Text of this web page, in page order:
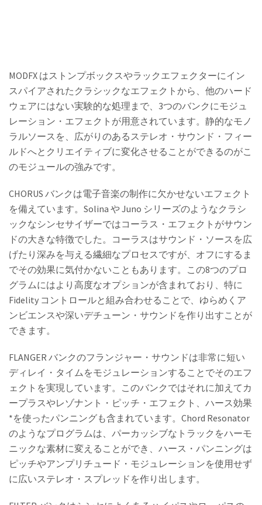
MODFX はストンプボックスやラックエフェクターにイン
スパイアされたクラシックなエフェクトから、他のハード
ウェアにはない実験的な処理まで、3つのバンクにモジュ
レーション・エフェクトが用意されています。静的なモノ
ラルソースを、広がりのあるステレオ・サウンド・フィー
ルドへとクリエイティブに変化させることができるのがこ
のモジュールの強みです。
CHORUS バンクは電子音楽の制作に欠かせないエフェクト
を備えています。Solina や Juno シリーズのようなクラシ
ックなシンセサイザーではコーラス・エフェクトがサウン
ドの大きな特徴でした。コーラスはサウンド・ソースを広
げたり深みを与える繊細なプロセスですが、オフにするま
でその効果に気付かないこともあります。この8つのプロ
グラムにはより高度なオプションが含まれており、特に
Fidelity コントロールと組み合わせることで、ゆらめくア
ンビエンスや深いデチューン・サウンドを作り出すことが
できます。
FLANGER バンクのフランジャー・サウンドは非常に短い
ディレイ・タイムをモジュレーションすることでそのエフ
ェクトを実現しています。このバンクではそれに加えてカ
ープラスやレゾナント・ピッチ・エフェクト、ハース効果
*を使ったパンニングも含まれています。Chord Resonator
のようなプログラムは、パーカッシブなトラックをハーモ
ニックな素材に変えることができ、ハース・パンニングは
ピッチやアンプリチュード・モジュレーションを使用せず
に広いステレオ・スプレッドを作り出します。